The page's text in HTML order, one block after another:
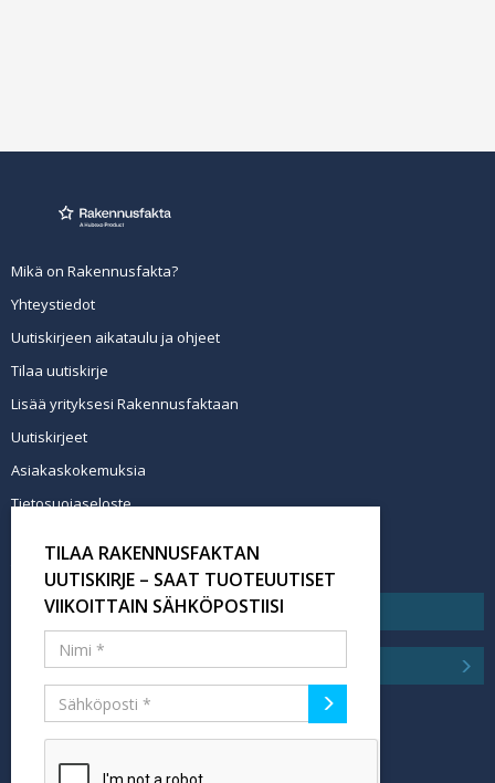
Mikä on Rakennusfakta?
Yhteystiedot
Uutiskirjeen aikataulu ja ohjeet
Tilaa uutiskirje
Lisää yrityksesi Rakennusfaktaan
Uutiskirjeet
Asiakaskokemuksia
Tietosuojaseloste
Tilaa uutiskirje
TILAA RAKENNUSFAKTAN
UUTISKIRJE – SAAT TUOTEUUTISET
VIIKOITTAIN SÄHKÖPOSTIISI